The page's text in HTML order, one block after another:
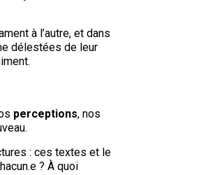
à l’autre, et dans
délestées de leur
perceptions, nos
: ces textes et le
? À quoi